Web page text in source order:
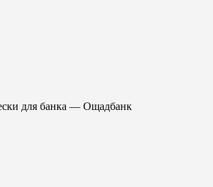
для банка — Ощадбанк